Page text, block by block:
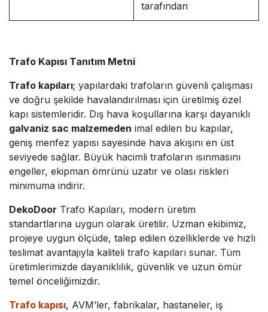
tarafından
Trafo Kapısı Tanıtım Metni
Trafo kapıları; yapılardaki trafoların güvenli çalışması
ve doğru şekilde havalandırılması için üretilmiş özel
kapı sistemleridir. Dış hava koşullarına karşı dayanıklı
galvaniz sac malzemeden imal edilen bu kapılar,
geniş menfez yapısı sayesinde hava akışını en üst
seviyede sağlar. Büyük hacimli trafoların ısınmasını
engeller, ekipman ömrünü uzatır ve olası riskleri
minimuma indirir.
DekoDoor Trafo Kapıları, modern üretim
standartlarına uygun olarak üretilir. Uzman ekibimiz,
projeye uygun ölçüde, talep edilen özelliklerde ve hızlı
teslimat avantajıyla kaliteli trafo kapıları sunar. Tüm
üretimlerimizde dayanıklılık, güvenlik ve uzun ömür
temel önceliğimizdir.
Trafo kapısı, AVM’ler, fabrikalar, hastaneler, iş